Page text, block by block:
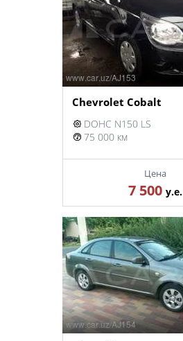
Chevrolet Cobalt
DOHC N150 LS
75 000 км
Цена
7 500 у.е.